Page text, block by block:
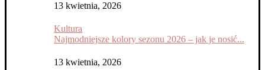
13 kwietnia, 2026
Kultura
Najmodniejsze kolory sezonu 2026 – jak je nosić...
13 kwietnia, 2026